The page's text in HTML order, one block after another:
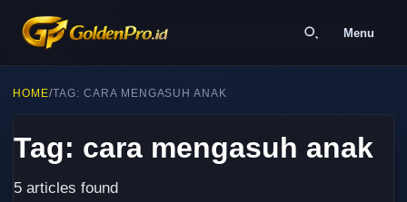
Menu
HOME/TAG: CARA MENGASUH ANAK
Tag: cara mengasuh anak
5 articles found